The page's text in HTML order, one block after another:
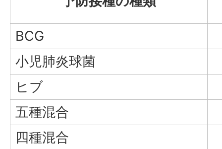
BCG
小児肺炎球菌
ヒブ
五種混合
四種混合